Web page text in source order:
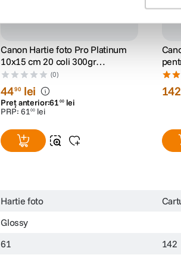
Canon Hartie foto Pro Platinum
10x15 cm 20 coli 300gr
(CANPT101S)
(0)
4490 lei
Preț anterior:61 00 lei
PRP: 6100 lei
142
Hartie foto
Glossy
61 142